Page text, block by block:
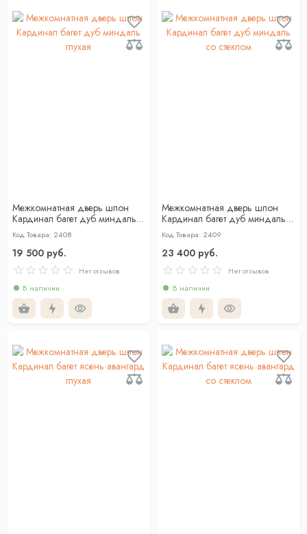
Межкомнатная дверь шпон
Кардинал багет дуб миндаль
глухая
Код Товара: 2408
19 500 руб.
Нет отзывов
В наличии
Межкомнатная дверь шпон
Кардинал багет дуб миндаль
со стеклом
Код Товара: 2409
23 400 руб.
Нет отзывов
В наличии